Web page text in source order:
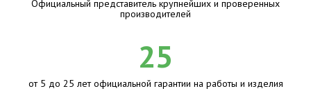
Официальный представитель крупнейших и проверенных
производителей
25
от 5 до 25 лет официальной гарантии на работы и изделия